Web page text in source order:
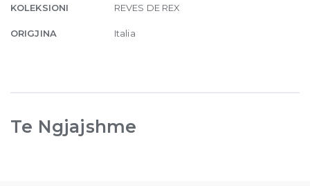
KOLEKSIONI REVES DE REX
ORIGJINA Italia
Te Ngjajshme